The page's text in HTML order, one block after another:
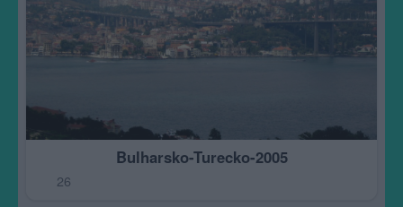
Bulharsko-Turecko-2005
26